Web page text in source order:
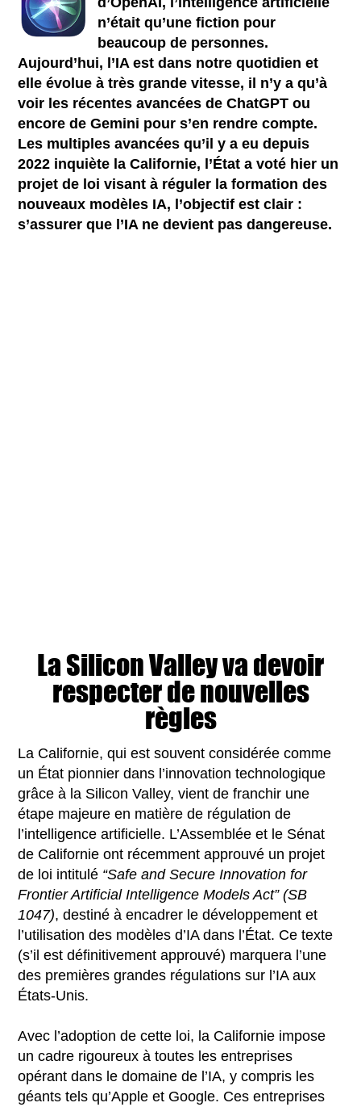
n’était qu’une fiction pour
beaucoup de personnes.
Aujourd’hui, l’IA est dans notre quotidien et
elle évolue à très grande vitesse, il n’y a qu’à
voir les récentes avancées de ChatGPT ou
encore de Gemini pour s’en rendre compte.
Les multiples avancées qu’il y a eu depuis
2022 inquiète la Californie, l’État a voté hier un
projet de loi visant à réguler la formation des
nouveaux modèles IA, l’objectif est clair :
s’assurer que l’IA ne devient pas dangereuse.
La Silicon Valley va devoir
respecter de nouvelles
règles
La Californie, qui est souvent considérée comme
un État pionnier dans l’innovation technologique
grâce à la Silicon Valley, vient de franchir une
étape majeure en matière de régulation de
l’intelligence artificielle. L’Assemblée et le Sénat
de Californie ont récemment approuvé un projet
de loi intitulé “Safe and Secure Innovation for
Frontier Artificial Intelligence Models Act” (SB
1047), destiné à encadrer le développement et
l’utilisation des modèles d’IA dans l’État. Ce texte
(s’il est définitivement approuvé) marquera l’une
des premières grandes régulations sur l’IA aux
États-Unis.
Avec l’adoption de cette loi, la Californie impose
un cadre rigoureux à toutes les entreprises
opérant dans le domaine de l’IA, y compris les
géants tels qu’Apple et Google. Ces entreprises